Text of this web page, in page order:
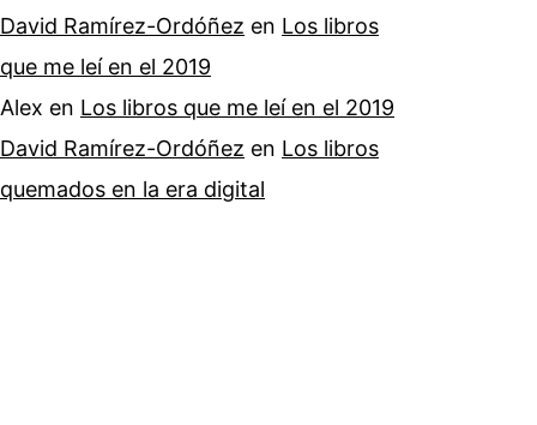
David Ramírez-Ordóñez en Los libros
que me leí en el 2019
Alex en Los libros que me leí en el 2019
David Ramírez-Ordóñez en Los libros
quemados en la era digital